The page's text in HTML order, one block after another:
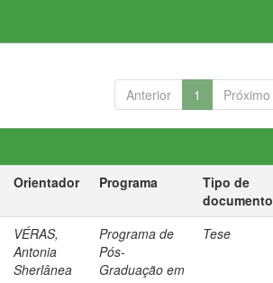
Anterior 1 Próximo
Orientador Programa
Tipo de
documento
VÉRAS,
Antonia
Sherlânea
Programa de
Pós-
Graduação em
Tese